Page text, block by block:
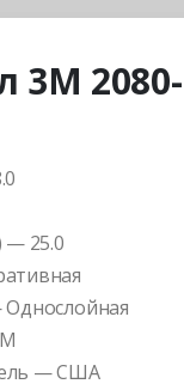
3M
— 25.0
— США